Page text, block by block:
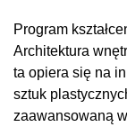
Program
Architektura
ta opiera się na
sztuk
zaawansowaną